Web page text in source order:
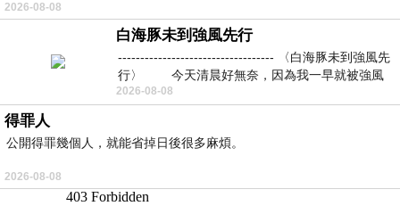
2026-08-08
白海豚未到強風先行
----------------------------------- 〈白海豚未到強風先
行〉 今天清晨好無奈，因為我一早就被強風
2026-08-08
得罪人
公開得罪幾個人，就能省掉日後很多麻煩。
2026-08-08